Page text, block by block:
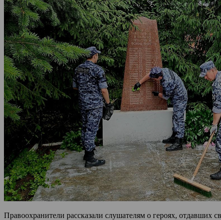
Правоохранители рассказали слушателям о героях, отдавших